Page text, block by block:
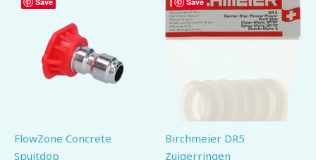
FlowZone Concrete
Spuitdop
Birchmeier DR5
Zuigerringen